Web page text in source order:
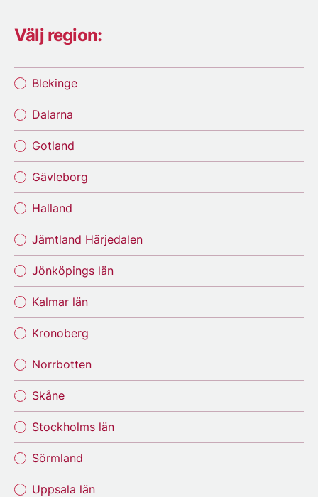
Välj region:
Blekinge
Dalarna
Gotland
Gävleborg
Halland
Jämtland Härjedalen
Jönköpings län
Kalmar län
Kronoberg
Norrbotten
Skåne
Stockholms län
Sörmland
Uppsala län